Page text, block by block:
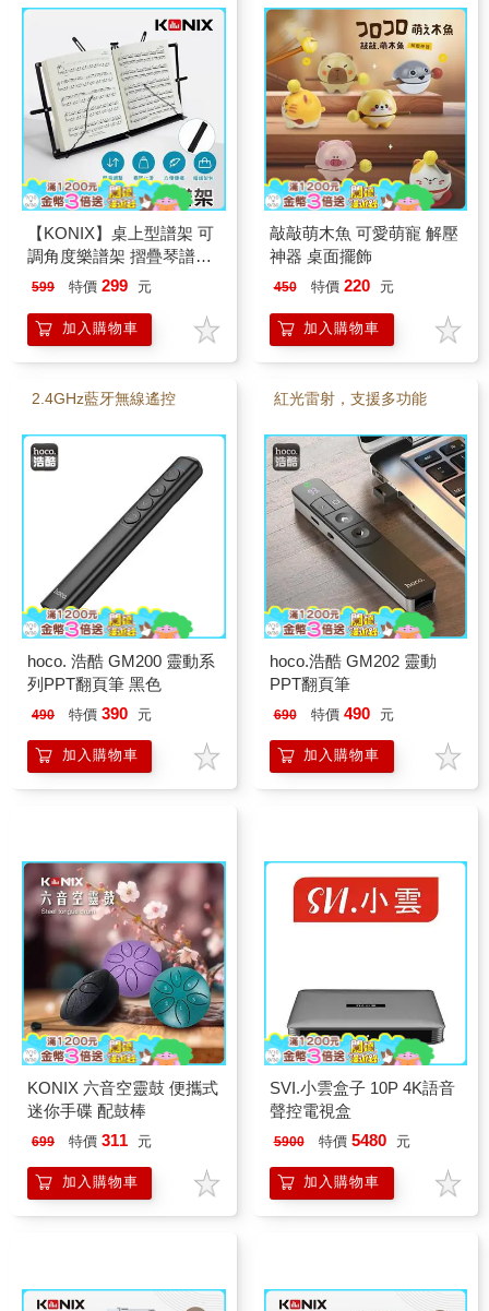
【KONIX】桌上型譜架 可
調角度樂譜架 摺疊琴譜架
附專用收納袋
599 特價 299 元
加入購物車
敲敲萌木魚 可愛萌寵 解壓
神器 桌面擺飾
450 特價 220 元
加入購物車
2.4GHz藍牙無線遙控
hoco. 浩酷 GM200 靈動系
列PPT翻頁筆 黑色
490 特價 390 元
加入購物車
紅光雷射，支援多功能
hoco.浩酷 GM202 靈動
PPT翻頁筆
690 特價 490 元
加入購物車
KONIX 六音空靈鼓 便攜式
迷你手碟 配鼓棒
699 特價 311 元
加入購物車
SVI.小雲盒子 10P 4K語音
聲控電視盒
5900 特價 5480 元
加入購物車